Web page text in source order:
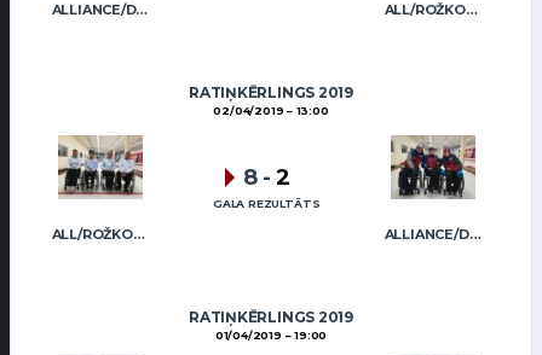
ALLIANCE/DIMBOVSKIS ALL/ROŽKOVA
RATIŅKĒRLINGS 2019
02/04/2019 13:00
ALL/ROŽKOVA ALLIANCE/DIMBOVSKIS
8 - 2
GALA REZULTĀTS
RATIŅKĒRLINGS 2019
01/04/2019 19:00